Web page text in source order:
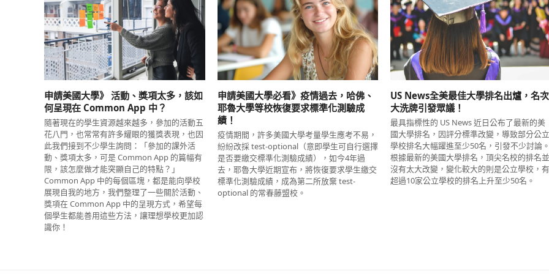
申請美國大學》 活動、獎項太多，該如
何呈現在 Common App 中？
隨著現在的學生資源越來越多，參加的活動五
花八門，也常常有許多耀眼的獲獎表現，也因
此我們接到不少學生詢問：「參加的課外活
動、獎項太多，可是 Common App 的篇幅有
限，該怎麼做才能突顯自己的特點？」
Common App 中的每個區塊，都是能向學校
展現自我的地方，我們整理了一些關於活動、
獎項在 Common App 中的呈現方式，希望每
個學生都能善用這些方法，讓理想學校更加認
識你！
申請美國大學必看》疫情過去，哈佛、
耶魯大學等校恢復要求標準化測驗成
績！
疫情期間，許多美國大學考量學生應考不易，
紛紛改採 test-optional（意即學生可自行選擇
是否要繳交標準化測驗成績），如今4年過
去，耶魯大學近期宣布，將恢復要求學生繳交
標準化測驗成績，成為第二所放棄 test-
optional 的常春藤盟校。
US News全美最佳大學排名出爐，名次
大洗牌引發眾議！
最具指標性的 US News 近日公布了最新的美
國大學排名，因評分標準改變，導致部分公立
學校排名大幅躍進至少50名，引發不少討論。
根據最新的美國大學排名，頂尖名校的排名並
沒有太大改變，變化較大的則是公立學校，有
超過10家公立學校的排名上升至少50名。